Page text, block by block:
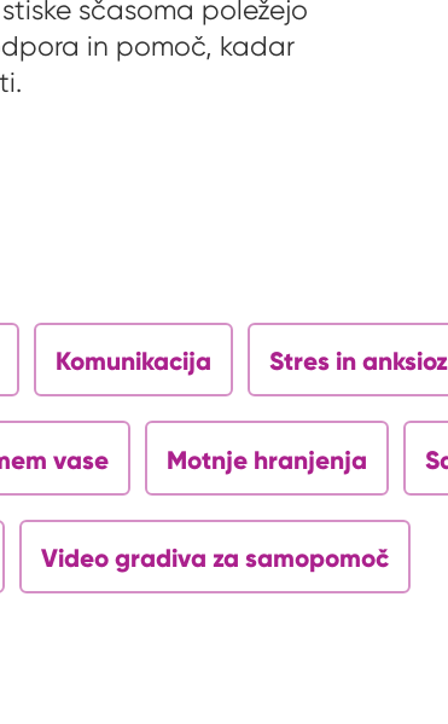
sčasoma poležejo
in pomoč, kadar
Komunikacija Stres in
vase Motnje hranjenja
Video gradiva za samopomoč